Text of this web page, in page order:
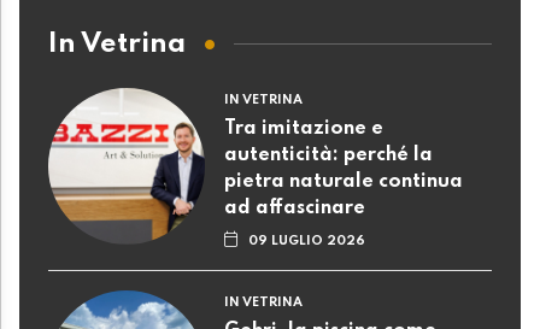
In Vetrina
IN VETRINA
Tra imitazione e
autenticità: perché la
pietra naturale continua
ad affascinare
09 LUGLIO 2026
IN VETRINA